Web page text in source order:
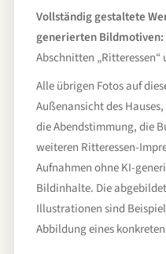
Vollständig gestaltete
generierten Bildmotiven:
Abschnitten „Ritteressen“
Alle übrigen Fotos auf
Außenansicht des
die Abendstimmung, die
weiteren Ritteressen-
Aufnahmen ohne KI-
Bildinhalte. Die
Illustrationen sind
Abbildung eines